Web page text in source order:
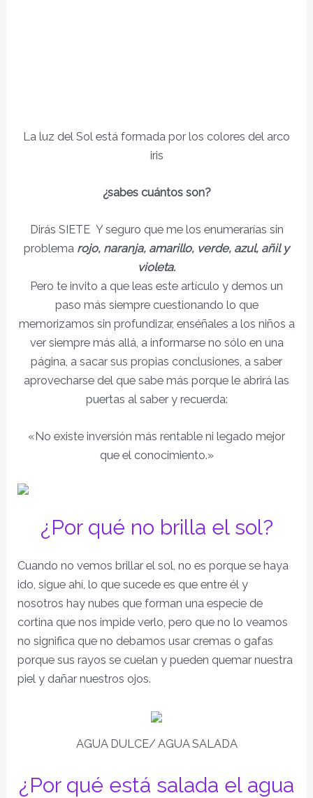
La luz del Sol está formada por los colores del arco
iris
¿sabes cuántos son?
Dirás SIETE Y seguro que me los enumerarías sin
problema rojo, naranja, amarillo, verde, azul, añil y
violeta.
Pero te invito a que leas este artículo y demos un
paso más siempre cuestionando lo que
memorizamos sin profundizar, enséñales a los niños a
ver siempre más allá, a informarse no sólo en una
página, a sacar sus propias conclusiones, a saber
aprovecharse del que sabe más porque le abrirá las
puertas al saber y recuerda:
«No existe inversión más rentable ni legado mejor
que el conocimiento.»
¿Por qué no brilla el sol?
Cuando no vemos brillar el sol, no es porque se haya
ido, sigue ahí, lo que sucede es que entre él y
nosotros hay nubes que forman una especie de
cortina que nos impide verlo, pero que no lo veamos
no significa que no debamos usar cremas o gafas
porque sus rayos se cuelan y pueden quemar nuestra
piel y dañar nuestros ojos.
AGUA DULCE/ AGUA SALADA
¿Por qué está salada el agua